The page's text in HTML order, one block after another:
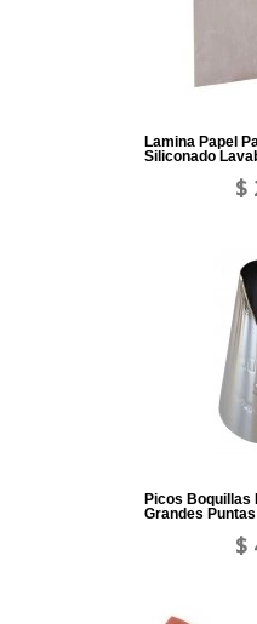
Lamina Papel
Siliconado
$
Picos Boquillas
Grandes
$